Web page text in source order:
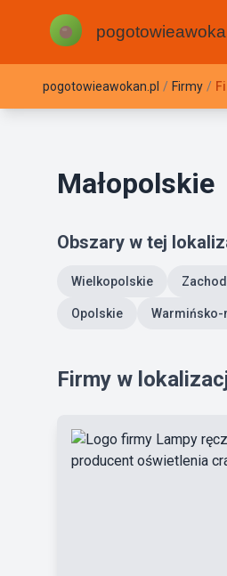
pogotowieawokan.pl / Firmy /
Małopolskie
Obszary w tej
Wielkopolskie
Opolskie
Firmy w